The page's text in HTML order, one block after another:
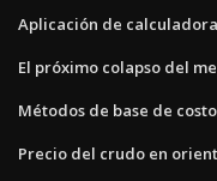
Aplicación de
El próximo colapso del
Métodos de base de
Precio del crudo en